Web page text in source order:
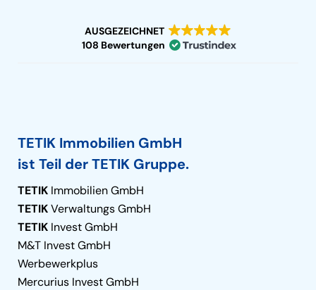
AUSGEZEICHNET
108 Bewertungen
TETIK Immobilien GmbH
ist Teil der TETIK Gruppe.
TETIK Immobilien GmbH
TETIKVerwaltungs GmbH
TETIK Invest GmbH
M&T Invest GmbH
Werbewerkplus
Mercurius Invest GmbH